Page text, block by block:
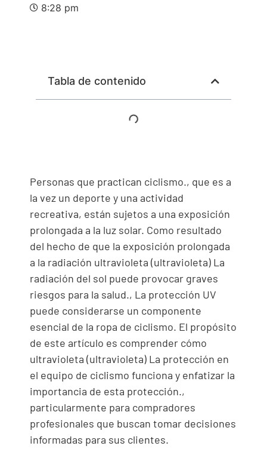
8:28 pm
Tabla de contenido
Personas que practican ciclismo., que es a
la vez un deporte y una actividad
recreativa, están sujetos a una exposición
prolongada a la luz solar. Como resultado
del hecho de que la exposición prolongada
a la radiación ultravioleta (ultravioleta) La
radiación del sol puede provocar graves
riesgos para la salud., La protección UV
puede considerarse un componente
esencial de la ropa de ciclismo. El propósito
de este artículo es comprender cómo
ultravioleta (ultravioleta) La protección en
el equipo de ciclismo funciona y enfatizar la
importancia de esta protección.,
particularmente para compradores
profesionales que buscan tomar decisiones
informadas para sus clientes.